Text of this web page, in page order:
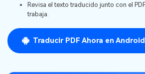
Soporte
PDFelement para iPhone/iPad
Nube
Crear PDF
Imprimir PDF
Resumidor de PDF con IA
Corrector gramatical de IA
Blog
IA de PDF
Anotación de PDF
Negocios
Prueba gratis
Iniciar sesión
Revisa el texto traducido junto con el
trabaja.
Traducir PDF Ahora en Android